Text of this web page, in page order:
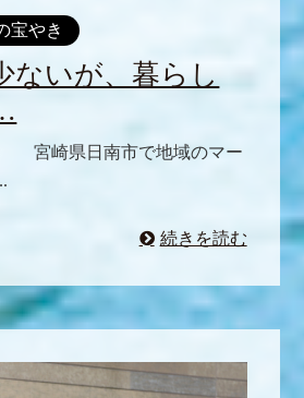
宝やき
ないが、暮らし
宮崎県日南市で地域のマー
続きを読む